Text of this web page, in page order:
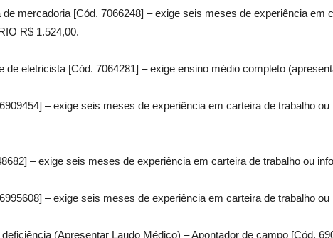
mercadoria [Cód. 7066248] – exige seis meses de experiência
R$ 1.524,00.
de eletricista [Cód. 7064281] – exige ensino médio completo
– exige seis meses de experiência em carteira de trabalho
– exige seis meses de experiência em carteira de trabalho ou
– exige seis meses de experiência em carteira de trabalho ou
(Apresentar Laudo Médico) – Apontador de campo [Cód.